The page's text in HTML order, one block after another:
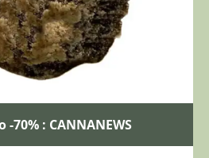
-70% : CANNANEWS